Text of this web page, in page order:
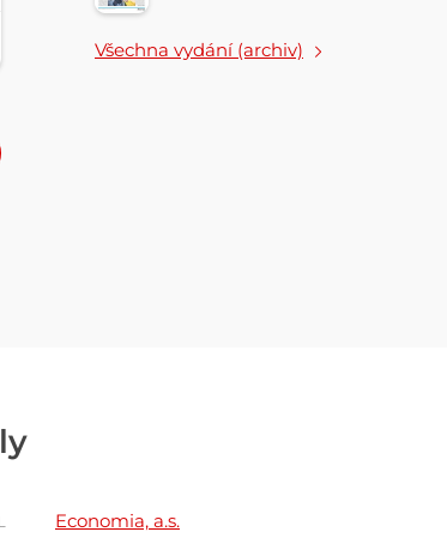
Všechna vydání (archiv)
Economia, a.s.